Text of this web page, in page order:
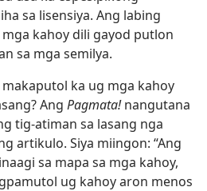
sa lisensiya. Ang labing
kahoy dili gayod putlon
sa mga semilya.
ka ug mga kahoy
Ang Pagmata!nangutana
tig-atiman sa lasang nga
artikulo. Siya miingon: “Ang
sa mapa sa mga kahoy,
ug kahoy aron menos